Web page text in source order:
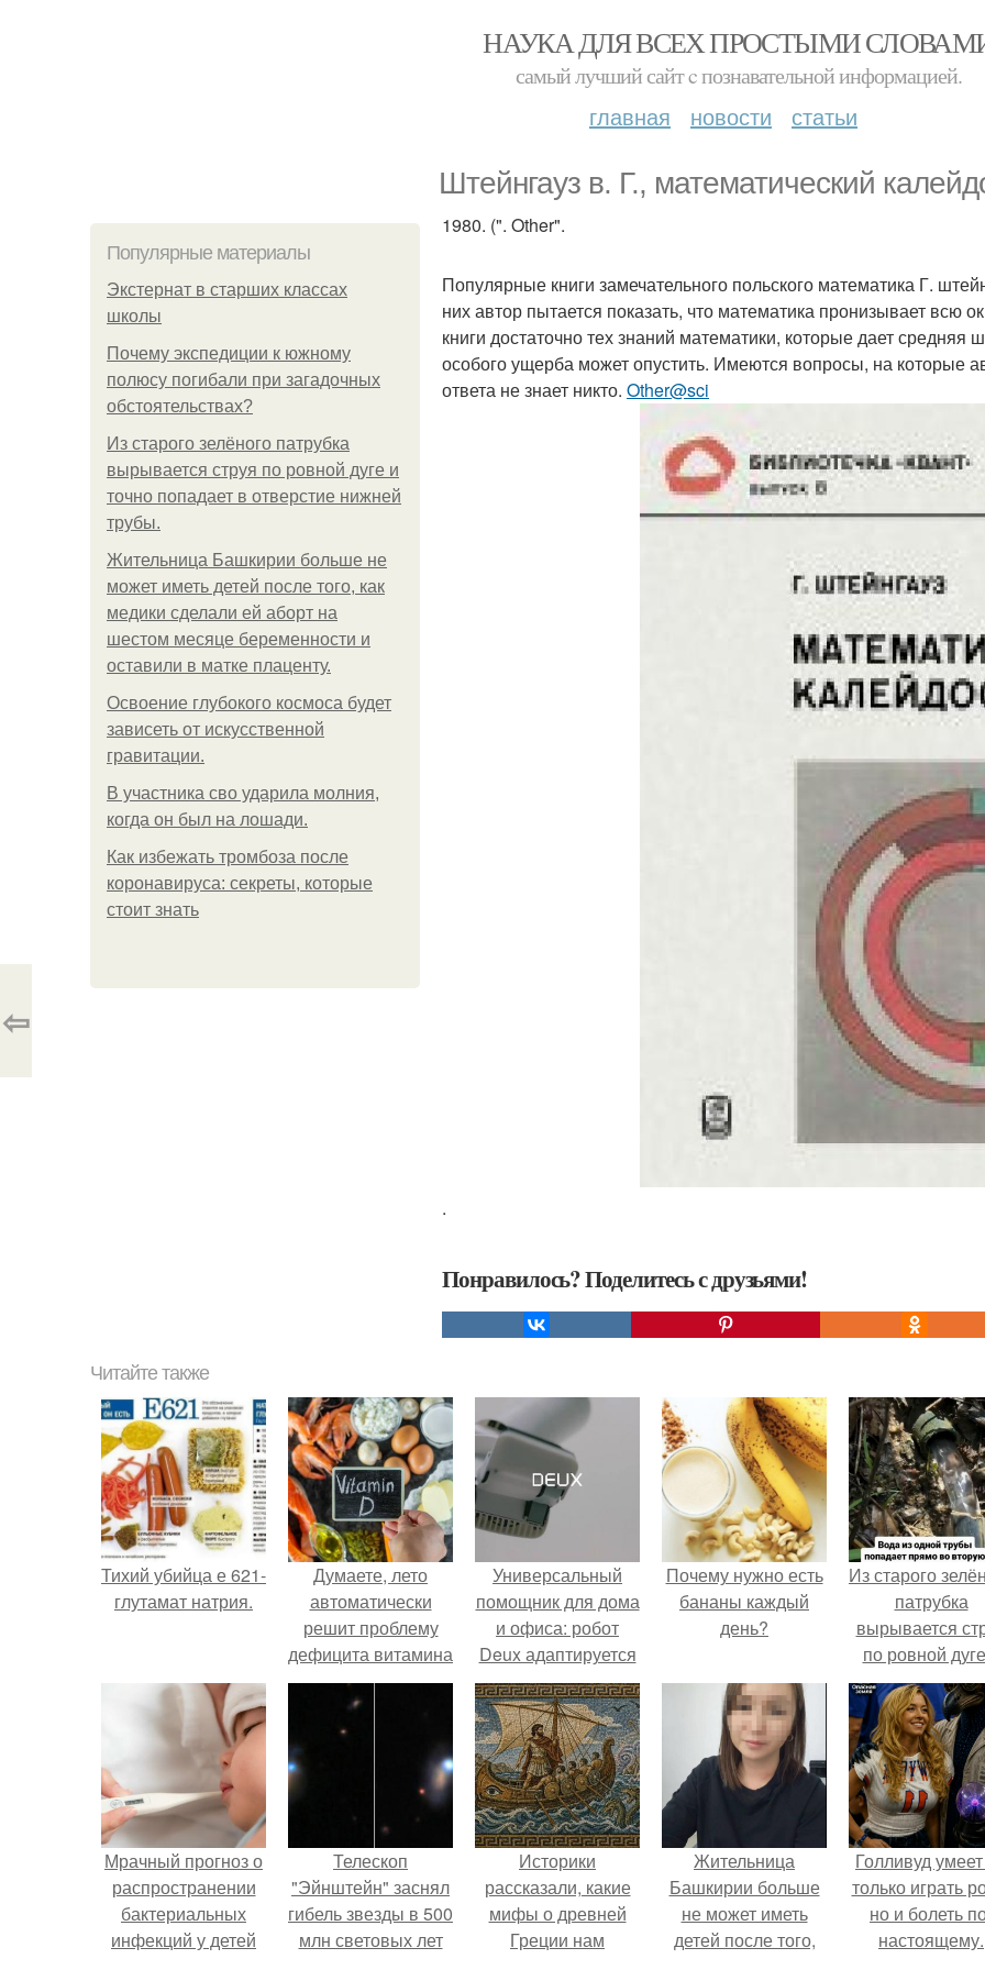
НАУКА ДЛЯ ВСЕХ ПРОСТЫМИ
самый лучший сайт c познавательной информацией.
главная новости статьи
Штейнгауз в. Г., математический
Популярные материалы
Экстернат в старших классах
школы
Почему экспедиции к южному
полюсу погибали при загадочных
обстоятельствах?
Из старого зелёного патрубка
вырывается струя по ровной дуге и
точно попадает в отверстие нижней
трубы.
Жительница Башкирии больше не
может иметь детей после того, как
медики сделали ей аборт на
шестом месяце беременности и
оставили в матке плаценту.
Освоение глубокого космоса будет
зависеть от искусственной
гравитации.
В участника сво ударила молния,
когда он был на лошади.
Как избежать тромбоза после
коронавируса: секреты, которые
стоит знать
1980. (". Other".
Популярные книги замечательного польского математика Г.
них автор пытается показать, что математика пронизывает
книги достаточно тех знаний математики, которые дает
особого ущерба может опустить. Имеются вопросы, на которые
ответа не знает никто. Other@sci
.
Понравилось? Поделитесь с друзьями!
⇦
Читайте также
Тихий убийца е 621-
глутамат натрия.
Думаете, лето
автоматически
решит проблему
дефицита витамина
D?
Универсальный
помощник для дома
и офиса: робот
Deux адаптируется
к разным задачам.
Почему нужно есть
бананы каждый
день?
Из старого
патрубка
вырывается
по ровной
точно
отверстие
трубы.
Мрачный прогноз о
распространении
бактериальных
инфекций у детей
Телескоп
"Эйнштейн" заснял
гибель звезды в 500
млн световых лет
Историки
рассказали, какие
мифы о древней
Греции нам
Жительница
Башкирии больше
не может иметь
детей после того,
Голливуд
только играть
но и болеть
настоящему.